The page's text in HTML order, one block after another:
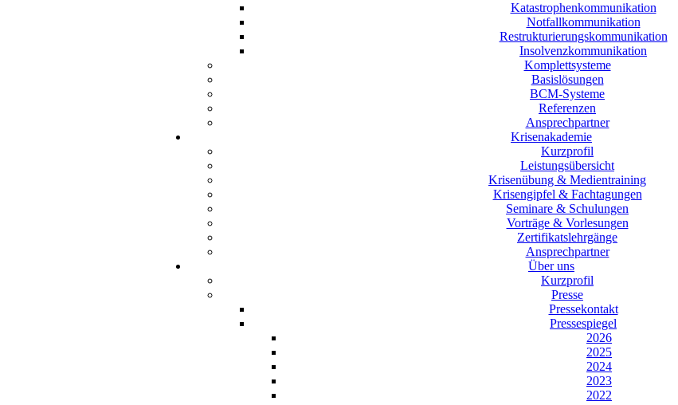
Katastrophenkommunikation
Notfallkommunikation
Restrukturierungskommunikation
Insolvenzkommunikation
Komplettsysteme
Basislösungen
BCM-Systeme
Referenzen
Ansprechpartner
Krisenakademie
Kurzprofil
Leistungsübersicht
Krisenübung & Medientraining
Krisengipfel & Fachtagungen
Seminare & Schulungen
Vorträge & Vorlesungen
Zertifikatslehrgänge
Ansprechpartner
Über uns
Kurzprofil
Presse
Pressekontakt
Pressespiegel
2026
2025
2024
2023
2022